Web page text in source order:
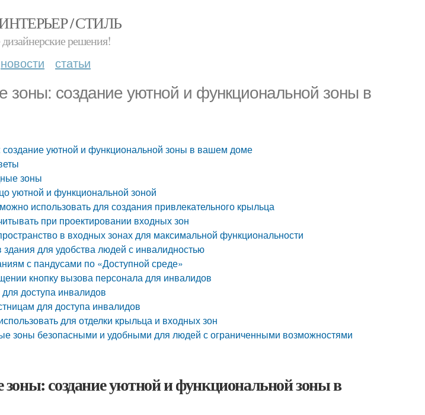
/ СТИЛЬ
решения!
новости статьи
зоны: создание уютной и функциональной зоны в
уютной и функциональной зоны в вашем доме
зоны
уютной и функциональной зоной
использовать для создания привлекательного крыльца
при проектировании входных зон
в входных зонах для максимальной функциональности
здания для удобства людей с инвалидностью
с пандусами по «Доступной среде»
кнопку вызова персонала для инвалидов
доступа инвалидов
для доступа инвалидов
для отделки крыльца и входных зон
зоны безопасными и удобными для людей с ограниченными возможностями
создание уютной и функциональной зоны в